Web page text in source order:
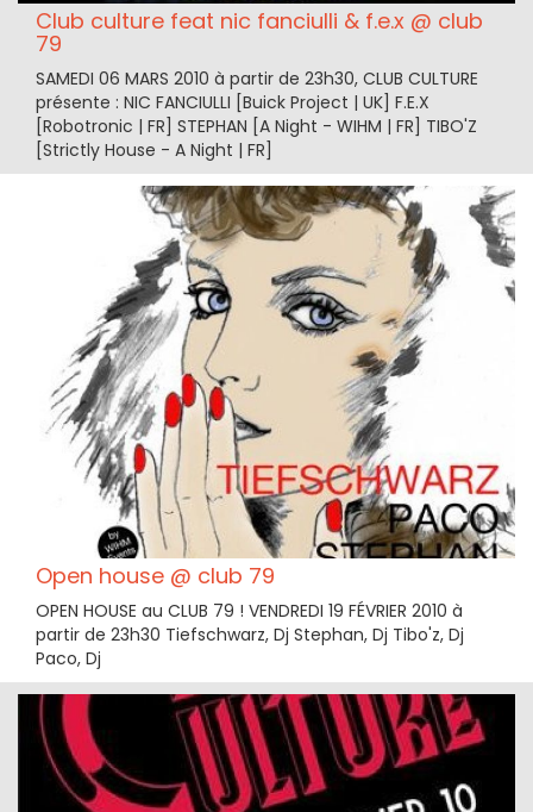
Club culture feat nic fanciulli & f.e.x @ club
79
SAMEDI 06 MARS 2010 à partir de 23h30, CLUB CULTURE
présente : NIC FANCIULLI [Buick Project | UK] F.E.X
[Robotronic | FR] STEPHAN [A Night - WIHM | FR] TIBO'Z
[Strictly House - A Night | FR]
Open house @ club 79
OPEN HOUSE au CLUB 79 ! VENDREDI 19 FÉVRIER 2010 à
partir de 23h30 Tiefschwarz, Dj Stephan, Dj Tibo'z, Dj
Paco, Dj